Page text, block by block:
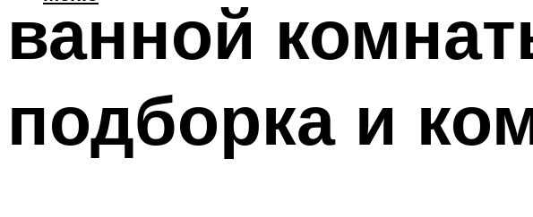
ванной
подборка и